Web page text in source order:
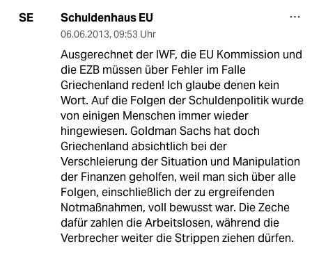
SE Schuldenhaus EU
06.06.2013, 09:53 Uhr
Ausgerechnet der IWF, die EU Kommission und
die EZB müssen über Fehler im Falle
Griechenland reden! Ich glaube denen kein
Wort. Auf die Folgen der Schuldenpolitik wurde
von einigen Menschen immer wieder
hingewiesen. Goldman Sachs hat doch
Griechenland absichtlich bei der
Verschleierung der Situation und Manipulation
der Finanzen geholfen, weil man sich über alle
Folgen, einschließlich der zu ergreifenden
Notmaßnahmen, voll bewusst war. Die Zeche
dafür zahlen die Arbeitslosen, während die
Verbrecher weiter die Strippen ziehen dürfen.